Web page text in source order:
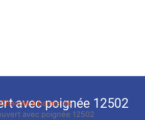
avec poignée 12502
Chariots à barres de
avec poignée 12502